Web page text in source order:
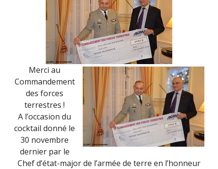
Merci au
Commandement
des forces
terrestres !
A l’occasion du
cocktail donné le
30 novembre
dernier par le
Chef d’état-major de l’armée de terre en l’honneur